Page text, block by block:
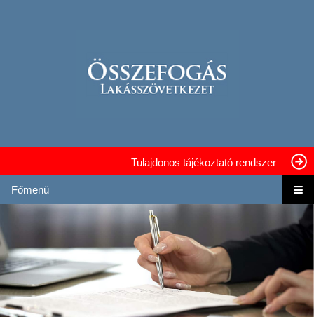
Tulajdonos tájékoztató rendszer
Főmenü